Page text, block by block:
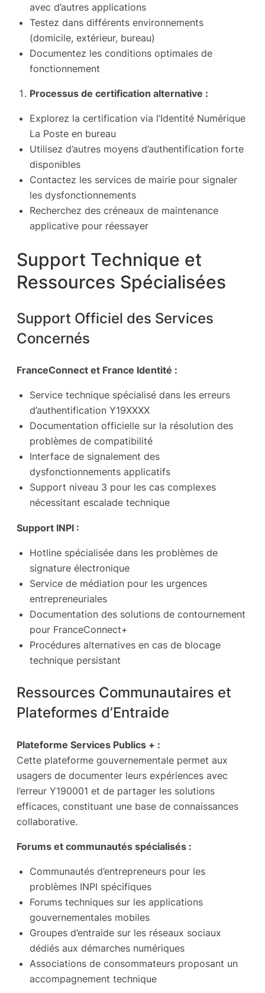
avec d’autres applications
Testez dans différents environnements
(domicile, extérieur, bureau)
Documentez les conditions optimales de
fonctionnement
Processus de certification alternative :
Explorez la certification via l’Identité Numérique
La Poste en bureau
Utilisez d’autres moyens d’authentification forte
disponibles
Contactez les services de mairie pour signaler
les dysfonctionnements
Recherchez des créneaux de maintenance
applicative pour réessayer
Support Technique et
Ressources Spécialisées
Support Officiel des Services
Concernés
FranceConnect et France Identité :
Service technique spécialisé dans les erreurs
d’authentification Y19XXXX
Documentation officielle sur la résolution des
problèmes de compatibilité
Interface de signalement des
dysfonctionnements applicatifs
Support niveau 3 pour les cas complexes
nécessitant escalade technique
Support INPI :
Hotline spécialisée dans les problèmes de
signature électronique
Service de médiation pour les urgences
entrepreneuriales
Documentation des solutions de contournement
pour FranceConnect+
Procédures alternatives en cas de blocage
technique persistant
Ressources Communautaires et
Plateformes d’Entraide
Plateforme Services Publics + :
Cette plateforme gouvernementale permet aux
usagers de documenter leurs expériences avec
l’erreur Y190001 et de partager les solutions
efficaces, constituant une base de connaissances
collaborative.
Forums et communautés spécialisés :
Communautés d’entrepreneurs pour les
problèmes INPI spécifiques
Forums techniques sur les applications
gouvernementales mobiles
Groupes d’entraide sur les réseaux sociaux
dédiés aux démarches numériques
Associations de consommateurs proposant un
accompagnement technique